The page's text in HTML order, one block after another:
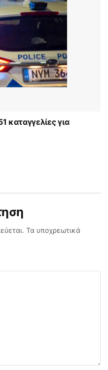
καταγγελίες για
Τα υποχρεωτικά